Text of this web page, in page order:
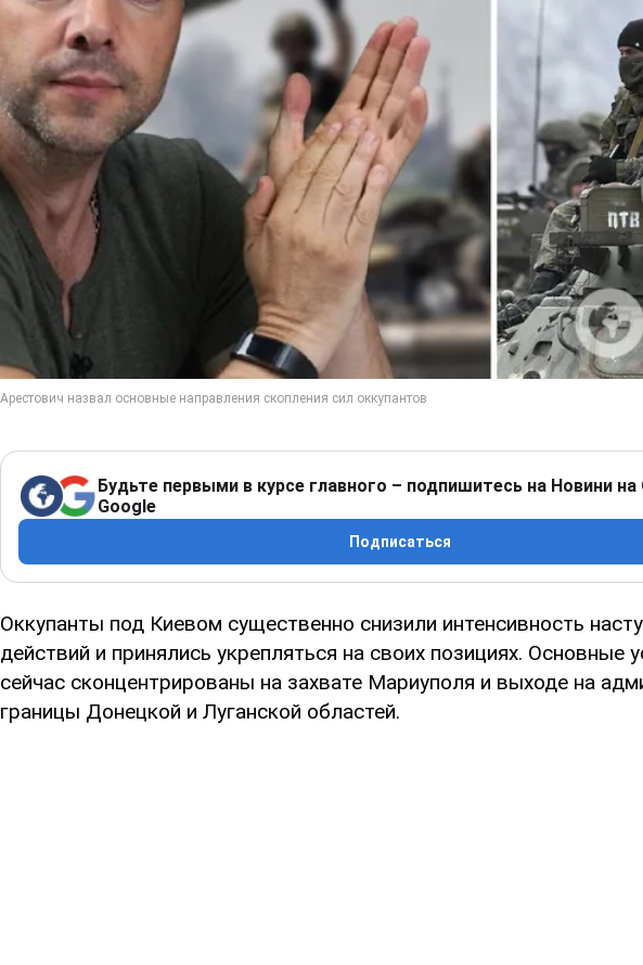
Будьте первыми в курсе главного – подпишитесь на Новини на
Google
Подписаться
Оккупанты под Киевом существенно снизили интенсивность
действий и принялись укрепляться на своих позициях. Основные
сейчас сконцентрированы на захвате Мариуполя и выходе на
границы Донецкой и Луганской областей.